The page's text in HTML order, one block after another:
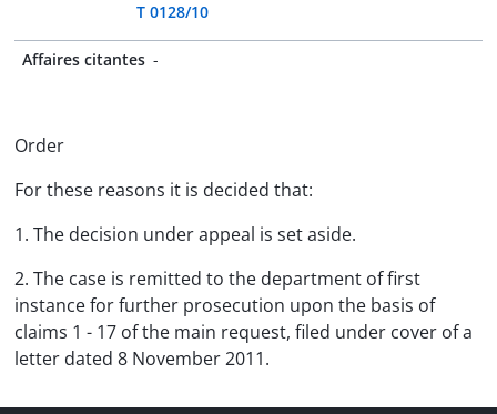
T 0128/10
Affaires citantes -
Order
For these reasons it is decided that:
1. The decision under appeal is set aside.
2. The case is remitted to the department of first
instance for further prosecution upon the basis of
claims 1 - 17 of the main request, filed under cover of a
letter dated 8 November 2011.